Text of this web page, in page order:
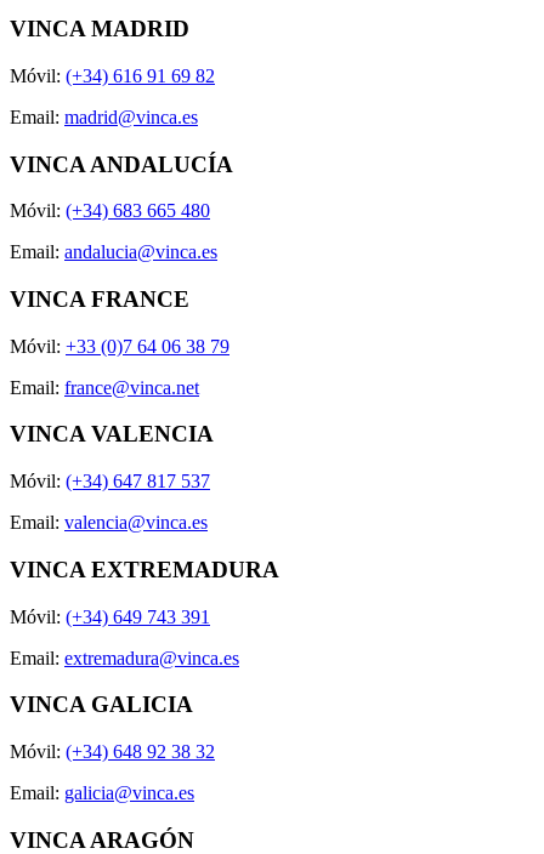
VINCA MADRID
Móvil: (+34) 616 91 69 82
Email: madrid@vinca.es
VINCA ANDALUCÍA
Móvil: (+34) 683 665 480
Email: andalucia@vinca.es
VINCA FRANCE
Móvil: +33 (0)7 64 06 38 79
Email: france@vinca.net
VINCA VALENCIA
Móvil: (+34) 647 817 537
Email: valencia@vinca.es
VINCA EXTREMADURA
Móvil: (+34) 649 743 391
Email: extremadura@vinca.es
VINCA GALICIA
Móvil: (+34) 648 92 38 32
Email: galicia@vinca.es
VINCA ARAGÓN